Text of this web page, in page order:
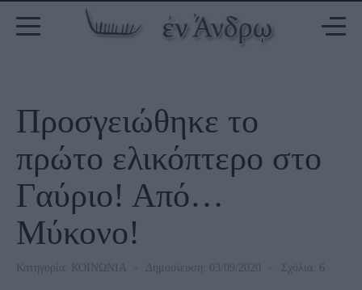
Προσγειώθηκε το
πρώτο ελικόπτερο στο
Γαύριο! Από…
Μύκονο!
Κατηγορία: ΚΟΙΝΩΝΙΑ Δημοσίευση: 03/09/2020 Σχόλια: 6